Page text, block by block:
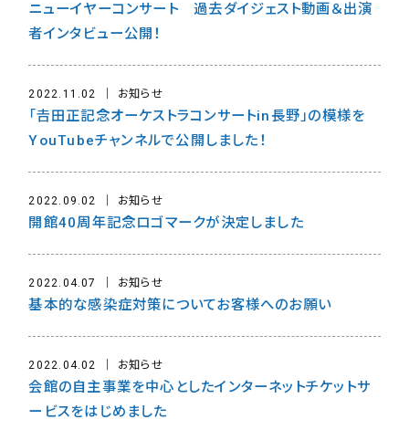
ニューイヤーコンサート 過去ダイジェスト動画＆出演
者インタビュー公開！
2022.11.02 お知らせ
「𠮷田正記念オーケストラコンサートin長野」の模様を
YouTubeチャンネルで公開しました！
2022.09.02 お知らせ
開館40周年記念ロゴマークが決定しました
2022.04.07 お知らせ
基本的な感染症対策についてお客様へのお願い
2022.04.02 お知らせ
会館の自主事業を中心としたインターネットチケットサ
ービスをはじめました